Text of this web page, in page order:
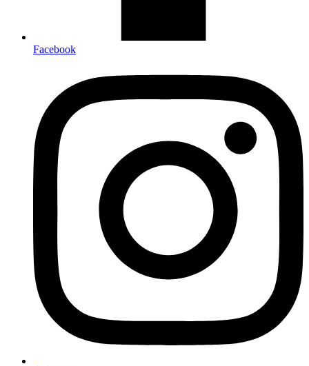
Facebook